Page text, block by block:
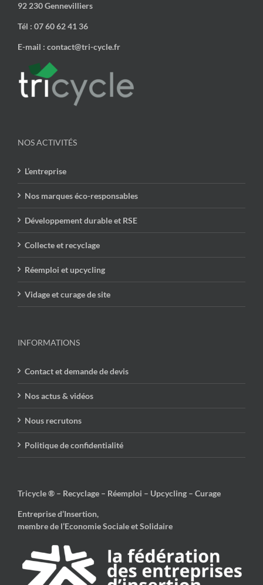
92 230 Gennevilliers
Tél : 07 60 62 41 36
E-mail : contact@tri-cycle.fr
NOS ACTIVITÉS
L’entreprise
Nos marques éco-responsables
Développement durable et RSE
Collecte et recyclage
Réemploi et upcycling
Vidage et curage de site
INFORMATIONS
Contact et demande de devis
Nos actus & vidéos
Nous recrutons
Politique de confidentialité
Tricycle ® – Recyclage – Réemploi – Upcycling – Curage
Entreprise d’Insertion,
membre de l’Economie Sociale et Solidaire